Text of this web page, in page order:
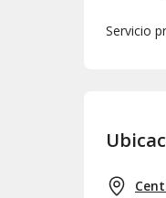
Servicio